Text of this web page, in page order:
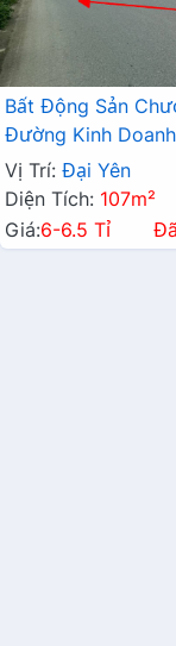
Bất Động Sản
Đường Kinh
Vị Trí: Đại Yên
Diện Tích: 107m²
Giá:6-6.5 Tỉ